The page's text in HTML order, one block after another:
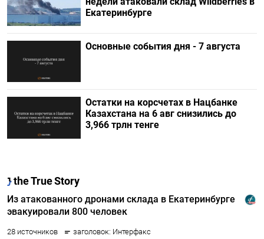
Екатеринбурге
Основные события дня - 7 августа
Остатки на корсчетах в Нацбанке
Казахстана на 6 авг снизились до
3,966 трлн тенге